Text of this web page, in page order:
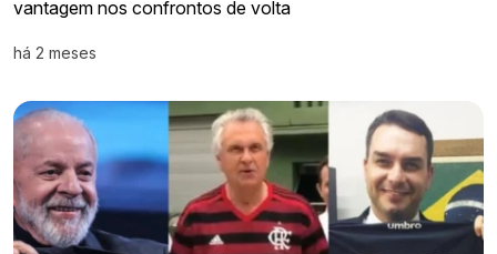
vantagem nos confrontos de volta
há 2 meses